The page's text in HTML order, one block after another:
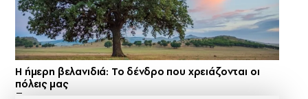
Η ήμερη βελανιδιά: Το δένδρο που χρειάζονται οι
πόλεις μας